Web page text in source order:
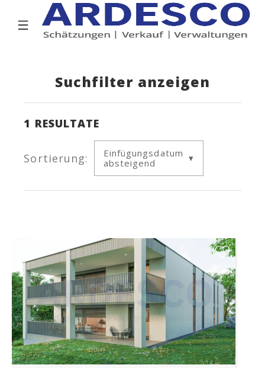
Suchfilter anzeigen
1 RESULTATE
Sortierung:
Einfügungsdatum
absteigend